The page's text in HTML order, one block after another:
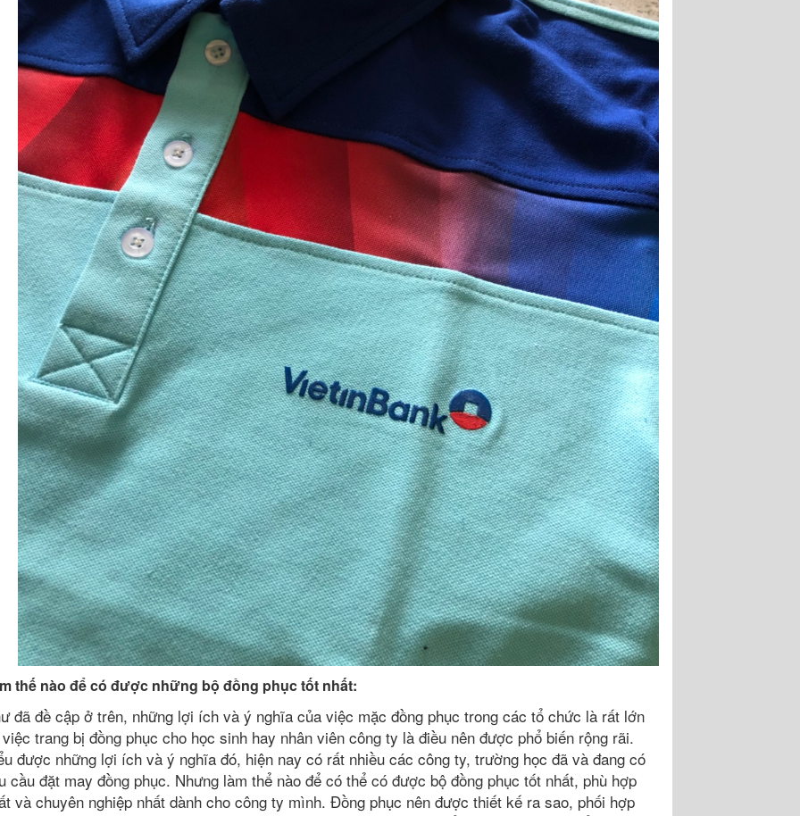
thế nào để có được những bộ đồng phục tốt nhất:
đã đề cập ở trên, những lợi ích và ý nghĩa của việc mặc đồng phục trong các tổ chức là rất lớn
trang bị đồng phục cho học sinh hay nhân viên công ty là điều nên được phổ biến rộng rãi.
được những lợi ích và ý nghĩa đó, hiện nay có rất nhiều các công ty, trường học đã và đang có
cầu đặt may đồng phục. Nhưng làm thể nào để có thể có được bộ đồng phục tốt nhất, phù hợp
và chuyên nghiệp nhất dành cho công ty mình. Đồng phục nên được thiết kế ra sao, phối hợp